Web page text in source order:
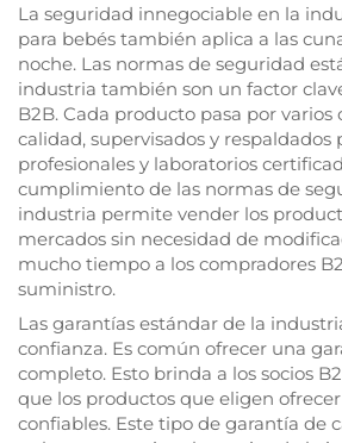
La seguridad innegociable en la
para bebés también aplica a las
noche. Las normas de seguridad
industria también son un factor
B2B. Cada producto pasa por varios
calidad, supervisados y respaldados
profesionales y laboratorios
cumplimiento de las normas de
industria permite vender los
mercados sin necesidad de
mucho tiempo a los compradores
suministro.
Las garantías estándar de la
confianza. Es común ofrecer una
completo. Esto brinda a los socios
que los productos que eligen
confiables. Este tipo de garantía de